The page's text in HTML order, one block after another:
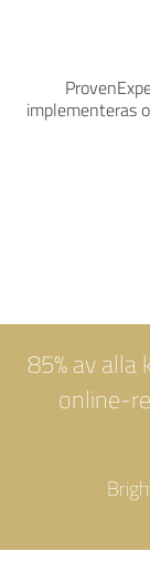
implementeras
85% av
online-